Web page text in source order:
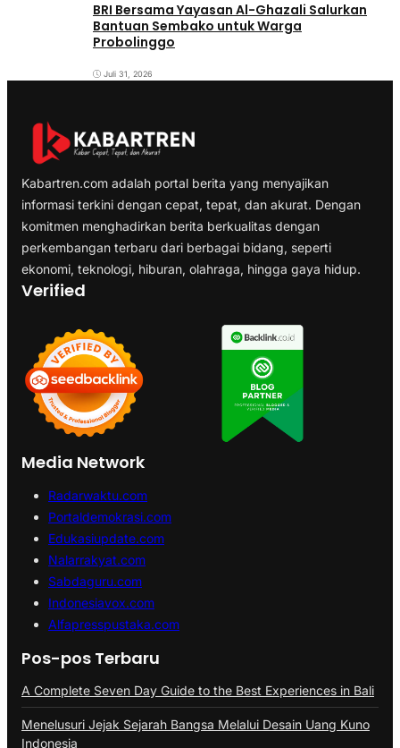
BRI Bersama Yayasan Al-Ghazali Salurkan
Bantuan Sembako untuk Warga
Probolinggo
Juli 31, 2026
Kabartren.com adalah portal berita yang menyajikan
informasi terkini dengan cepat, tepat, dan akurat. Dengan
komitmen menghadirkan berita berkualitas dengan
perkembangan terbaru dari berbagai bidang, seperti
ekonomi, teknologi, hiburan, olahraga, hingga gaya hidup.
Verified
Media Network
Radarwaktu.com
Portaldemokrasi.com
Edukasiupdate.com
Nalarrakyat.com
Sabdaguru.com
Indonesiavox.com
Alfapresspustaka.com
Pos-pos Terbaru
A Complete Seven Day Guide to the Best Experiences in Bali
Menelusuri Jejak Sejarah Bangsa Melalui Desain Uang Kuno
Indonesia